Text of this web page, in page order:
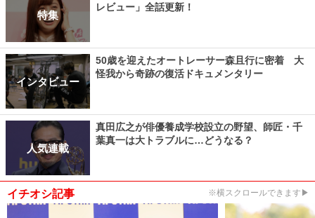
特集
レビュー」全話更新！
インタビュー
50歳を迎えたオートレーサー森且行に密着 大
怪我から奇跡の復活ドキュメンタリー
人気連載
真田広之が俳優養成学校設立の野望、師匠・千
葉真一は大トラブルに…どうなる？
イチオシ記事 ※横スクロールできます▶